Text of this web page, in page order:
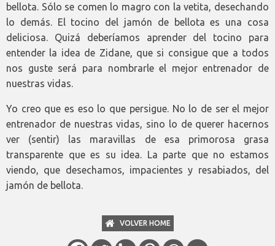
bellota. Sólo se comen lo magro con la vetita, desechando
lo demás. El tocino del jamón de bellota es una cosa
deliciosa. Quizá deberíamos aprender del tocino para
entender la idea de Zidane, que si consigue que a todos
nos guste será para nombrarle el mejor entrenador de
nuestras vidas.
Yo creo que es eso lo que persigue. No lo de ser el mejor
entrenador de nuestras vidas, sino lo de querer hacernos
ver (sentir) las maravillas de esa primorosa grasa
transparente que es su idea. La parte que no estamos
viendo, que desechamos, impacientes y resabiados, del
jamón de bellota.
VOLVER HOME